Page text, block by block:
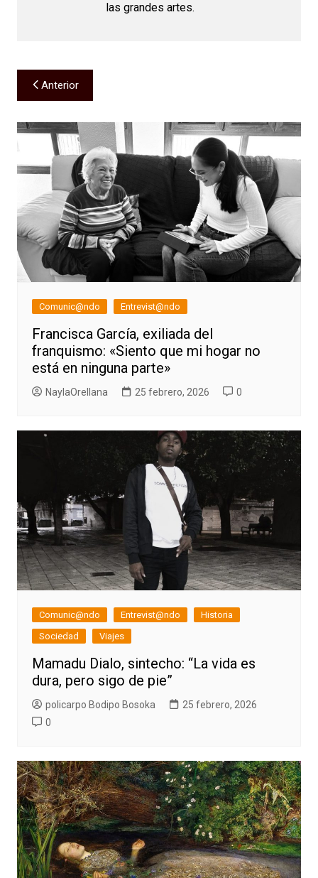
las grandes artes.
Navegación
de
entradas
Anterior
Comunic@ndo Entrevist@ndo
Francisca García, exiliada del
franquismo: «Siento que mi hogar no
está en ninguna parte»
NaylaOrellana 25 febrero, 2026 0
Comunic@ndo Entrevist@ndo
Historia
Sociedad
Viajes
Mamadu Dialo, sintecho: “La vida es
dura, pero sigo de pie”
policarpo Bodipo Bosoka
25 febrero, 2026
0